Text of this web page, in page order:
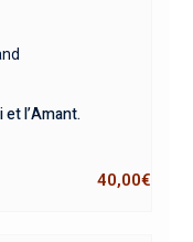
et l’Amant.
40,00€